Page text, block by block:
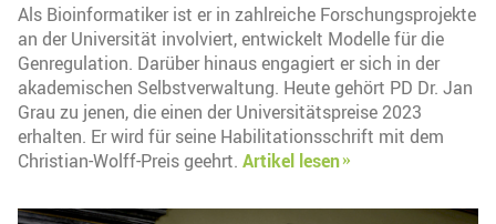
Als Bioinformatiker ist er in zahlreiche Forschungsprojekte
an der Universität involviert, entwickelt Modelle für die
Genregulation. Darüber hinaus engagiert er sich in der
akademischen Selbstverwaltung. Heute gehört PD Dr. Jan
Grau zu jenen, die einen der Universitätspreise 2023
erhalten. Er wird für seine Habilitationsschrift mit dem
Christian-Wolff-Preis geehrt. Artikel lesen